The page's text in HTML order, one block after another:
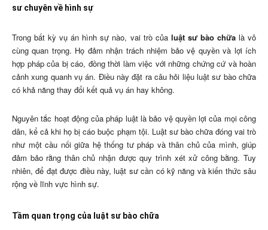
sư chuyên về hình sự
Trong bất kỳ vụ án hình sự nào, vai trò của luật sư bào chữalà vô
cùng quan trọng. Họ đảm nhận trách nhiệm bảo vệ quyền và lợi ích
hợp pháp của bị cáo, đồng thời làm việc với những chứng cứ và hoàn
cảnh xung quanh vụ án. Điều này đặt ra câu hỏi liệu luật sư bào chữa
có khả năng thay đổi kết quả vụ án hay không.
Nguyên tắc hoạt động của pháp luật là bảo vệ quyền lợi của mọi công
dân, kể cả khi họ bị cáo buộc phạm tội. Luật sư bào chữa đóng vai trò
như một cầu nối giữa hệ thống tư pháp và thân chủ của mình, giúp
đảm bảo rằng thân chủ nhận được quy trình xét xử công bằng. Tuy
nhiên, để đạt được điều này, luật sư cần có kỹ năng và kiến thức sâu
rộng về lĩnh vực hình sự.
Tầm quan trọng của luật sư bào chữa